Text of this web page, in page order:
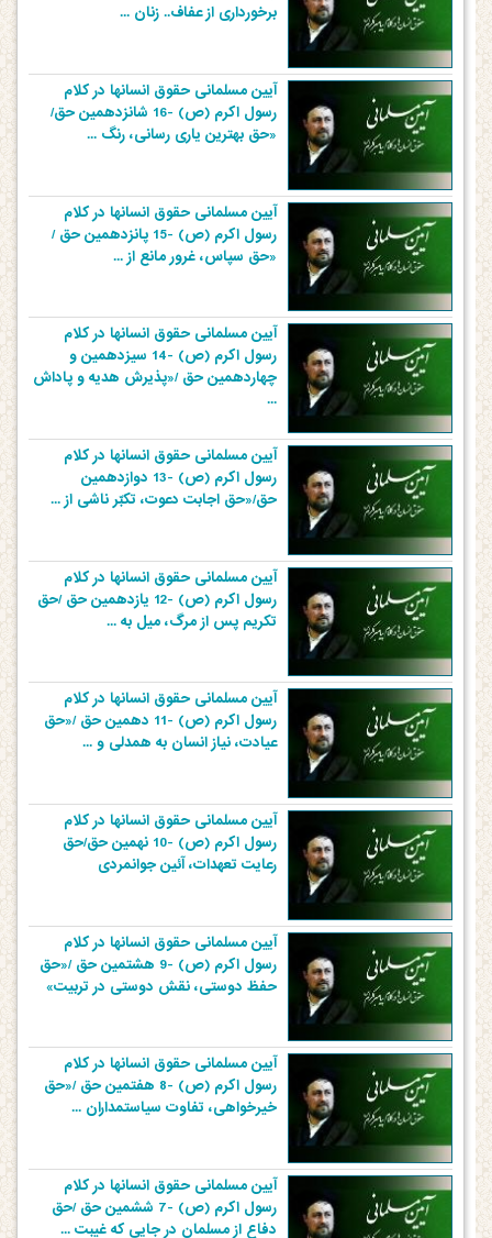
برخورداری از عفاف.. زنان ...
آیین مسلمانی حقوق انسانها در کلام
رسول اکرم (ص) -16 شانزدهمین حق/
«حق بهترین یاری رسانی، رنگ ...
آیین مسلمانی حقوق انسانها در کلام
رسول اکرم (ص) -15 پانزدهمین حق /
«حق سپاس، غرور مانع از ...
آیین مسلمانی حقوق انسانها در کلام
رسول اکرم (ص) -14 سیزدهمین و
چهاردهمین حق /«پذیرش هدیه و پاداش
...
آیین مسلمانی حقوق انسانها در کلام
رسول اکرم (ص) -13 دوازدهمین
حق/«حق اجابت دعوت، تکبّر ناشی از ...
آیین مسلمانی حقوق انسانها در کلام
رسول اکرم (ص) -12 یازدهمین حق /حق
تکریم پس از مرگ، میل به ...
آیین مسلمانی حقوق انسانها در کلام
رسول اکرم (ص) -11 دهمین حق /«حق
عیادت، نیاز انسان به همدلی و ...
آیین مسلمانی حقوق انسانها در کلام
رسول اکرم (ص) -10 نهمین حق/حق
رعایت تعهدات، آئین جوانمردی
آیین مسلمانی حقوق انسانها در کلام
رسول اکرم (ص) -9 هشتمین حق /«حق
حفظ دوستی، نقش دوستی در تربیت»
آیین مسلمانی حقوق انسانها در کلام
رسول اکرم (ص) -8 هفتمین حق /«حق
خیرخواهی، تفاوت سیاستمداران ...
آیین مسلمانی حقوق انسانها در کلام
رسول اکرم (ص) -7 ششمین حق /حق
دفاع از مسلمان در جایی که غیبت ...